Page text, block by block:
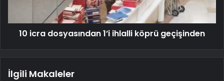
10 icra dosyasından 1’i ihlalli köprü geçişinden
İlgili Makaleler